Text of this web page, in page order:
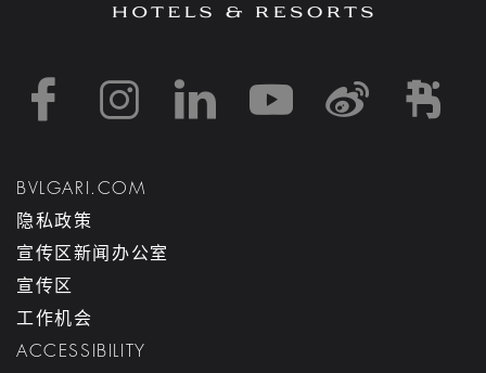
https://https://https://
https://
BVLGARI.COM
隐私政策
宣传区新闻办公室
宣传区
工作机会
ACCESSIBILITY